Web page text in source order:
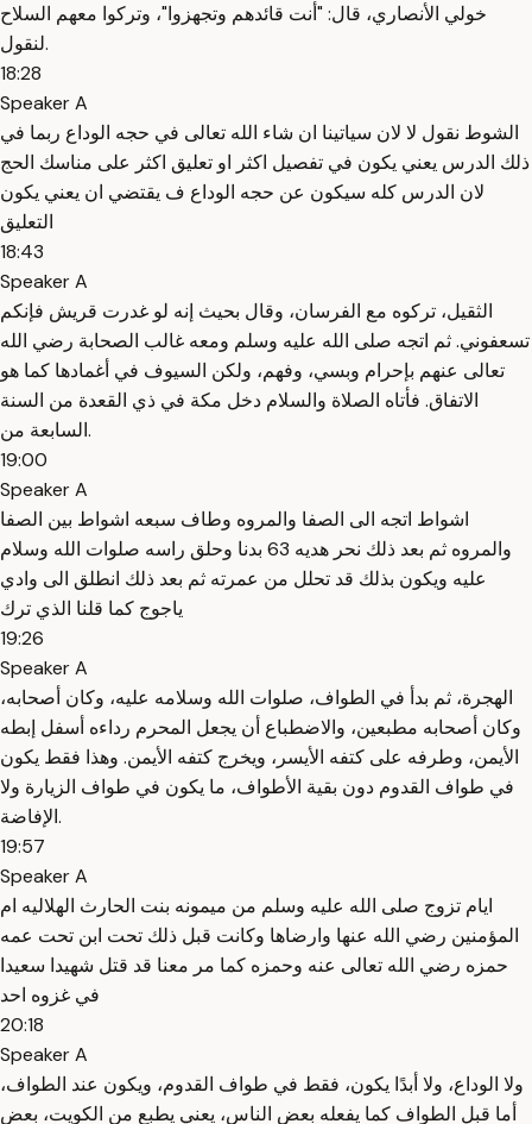
خولي الأنصاري، قال: "أنت قائدهم وتجهزوا"، وتركوا معهم السلاح
لنقول.
18:28
Speaker A
الشوط نقول لا لان سياتينا ان شاء الله تعالى في حجه الوداع ربما في
ذلك الدرس يعني يكون في تفصيل اكثر او تعليق اكثر على مناسك الحج
لان الدرس كله سيكون عن حجه الوداع ف يقتضي ان يعني يكون
التعليق
18:43
Speaker A
الثقيل، تركوه مع الفرسان، وقال بحيث إنه لو غدرت قريش فإنكم
تسعفوني. ثم اتجه صلى الله عليه وسلم ومعه غالب الصحابة رضي الله
تعالى عنهم بإحرام وبسي، وفهم، ولكن السيوف في أغمادها كما هو
الاتفاق. فأتاه الصلاة والسلام دخل مكة في ذي القعدة من السنة
السابعة من.
19:00
Speaker A
اشواط اتجه الى الصفا والمروه وطاف سبعه اشواط بين الصفا
والمروه ثم بعد ذلك نحر هديه 63 بدنا وحلق راسه صلوات الله وسلام
عليه ويكون بذلك قد تحلل من عمرته ثم بعد ذلك انطلق الى وادي
ياجوج كما قلنا الذي ترك
19:26
Speaker A
الهجرة، ثم بدأ في الطواف، صلوات الله وسلامه عليه، وكان أصحابه،
وكان أصحابه مطبعين، والاضطباع أن يجعل المحرم رداءه أسفل إبطه
الأيمن، وطرفه على كتفه الأيسر، ويخرج كتفه الأيمن. وهذا فقط يكون
في طواف القدوم دون بقية الأطواف، ما يكون في طواف الزيارة ولا
الإفاضة.
19:57
Speaker A
ايام تزوج صلى الله عليه وسلم من ميمونه بنت الحارث الهلاليه ام
المؤمنين رضي الله عنها وارضاها وكانت قبل ذلك تحت ابن تحت عمه
حمزه رضي الله تعالى عنه وحمزه كما مر معنا قد قتل شهيدا سعيدا
في غزوه احد
20:18
Speaker A
ولا الوداع، ولا أبدًا يكون، فقط في طواف القدوم، ويكون عند الطواف،
أما قبل الطواف كما يفعله بعض الناس، يعني يطبع من الكويت، بعض